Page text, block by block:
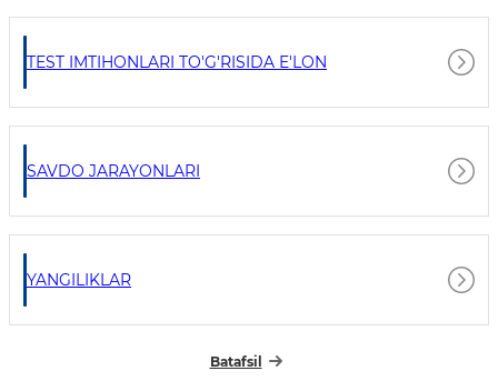
TEST IMTIHONLARI TO'G'RISIDA E'LON
SAVDO JARAYONLARI
YANGILIKLAR
Batafsil